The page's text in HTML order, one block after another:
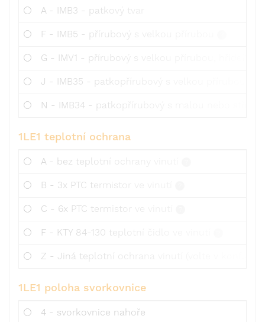
A - IMB3 - patkový tvar
F - IMB5 - přírubový s velkou přírubou
G - IMV1 - přírubový s velkou přírubou, hřídelí
J - IMB35 - patkopřírubový s velkou přírubou
N - IMB34 - patkopřírubový s malou nebo
1LE1 teplotní ochrana
A - bez teplotní ochrany vinutí
B - 3x PTC termistor ve vinutí
C - 6x PTC termistor ve vinutí
F - KTY 84-130 teplotní čidlo ve vinutí
Z - Jiná teplotní ochrana vinutí (volte v
1LE1 poloha svorkovnice
4 - svorkovnice nahoře